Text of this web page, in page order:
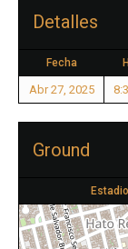
Detalles
Fecha
Abr 27, 2025
Ground